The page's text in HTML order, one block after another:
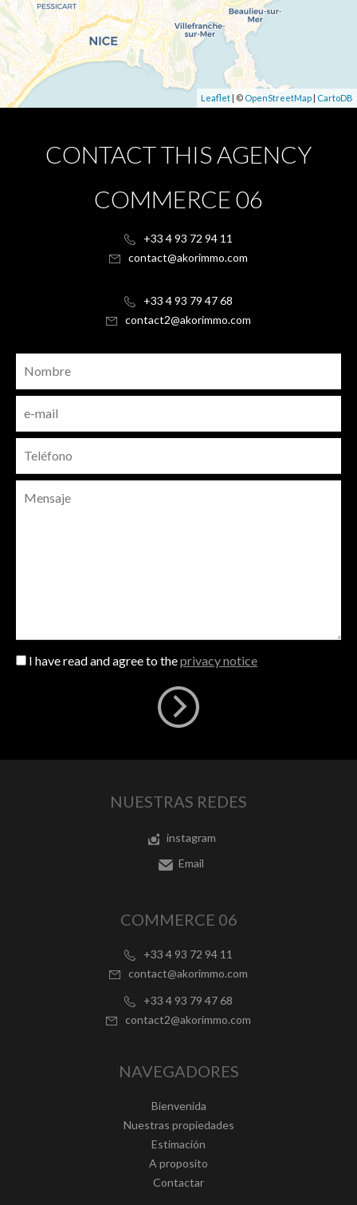
Leaflet| © OpenStreetMap | CartoDB
CONTACT THIS AGENCY
COMMERCE 06
+33 4 93 72 94 11
contact@akorimmo.com
+33 4 93 79 47 68
contact2@akorimmo.com
I have read and agree to theprivacy notice
NUESTRAS REDES
instagram
Email
COMMERCE 06
+33 4 93 72 94 11
contact@akorimmo.com
+33 4 93 79 47 68
contact2@akorimmo.com
NAVEGADORES
Bienvenida
Nuestras propiedades
Estimación
A proposito
Contactar